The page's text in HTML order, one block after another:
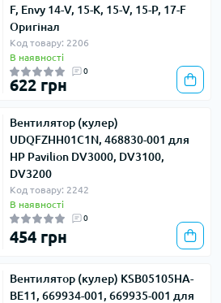
F, Envy 14-V, 15-K, 15-V, 15-P, 17-F
Оригінал
Код товару: 2206
В наявності
0
622 грн
Вентилятор (кулер)
UDQFZHH01C1N, 468830-001 для
HP Pavilion DV3000, DV3100,
DV3200
Код товару: 2242
В наявності
0
454 грн
Вентилятор (кулер) KSB05105HA-
BE11, 669934-001, 669935-001 для